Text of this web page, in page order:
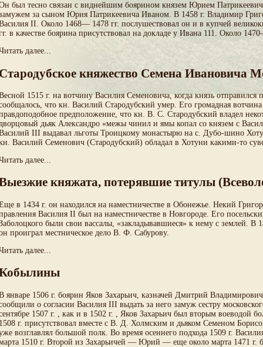
был тесно связан с виднейшим боярином князем Юрием
за сыном Юрия Патрикеевича Иваном. В 1458 г. Владимир
II. Около 1468— 1478 гг. послушествовал он и в купчей
в качестве боярина присутствовал на докладе у Ивана 111. Около
далее...
княжество Семена Ивановича
1515 г. на вотчину Василия Семеновича, когда князь
что кн. Василий Стародубский умер. Его громадная
предположение, что кн. В. С. Стародубский владел
дьяк Александро «межы чинил и ямы копал со князем с
III выдавал льготы Троицкому монастырю на с. Дубо-шино
Василий Семенович (Стародубский) обладал в Хотуни какими-то
далее...
княжата, потерявшие титулы
в 1434 г. он находился на наместничестве в Обонежье. Некий
Василия II был на наместничестве в Новгороде. Его
были свои вассалы, «закладывавшиеся» к нему с землей. В
проиграл местническое дело В. Ф. Сабурову.
далее...
январе 1506 г. боярин Яков Захарьич, казначей Дмитрий
о согласии Василия III выдать за него замуж сестру
1507 г. , как и в 1502 г. , Яков Захарьич был вторым
г. присутствовал вместе с В. Д. Холмским и дьяком Семеном
возглавлял большой полк. Во время осеннего подхода 1509 г.
1510 г. Второй из Захарьичей — Юрий — еще около марта 1471 г.